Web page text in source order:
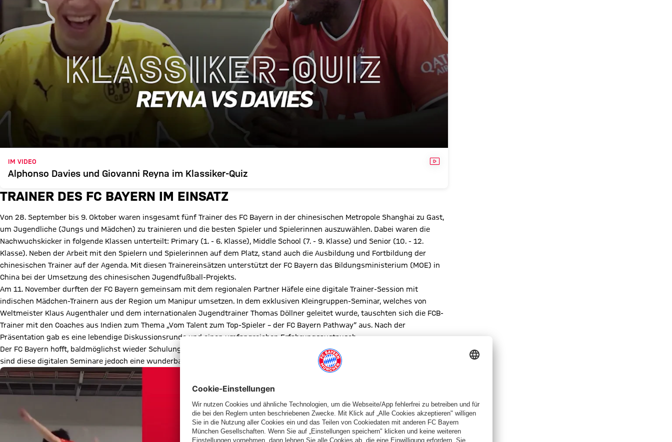
IM VIDEO VIDEO
Alphonso Davies und Giovanni Reyna im Klassiker-Quiz
TRAINER DES FC BAYERN IM EINSATZ
Von 28. September bis 9. Oktober waren insgesamt fünf Trainer des FC Bayern in der chinesischen Metropole Shanghai zu Gast,
um Jugendliche (Jungs und Mädchen) zu trainieren und die besten Spieler und Spielerinnen auszuwählen. Dabei waren die
Nachwuchskicker in folgende Klassen unterteilt: Primary (1. - 6. Klasse), Middle School (7. - 9. Klasse) und Senior (10. - 12.
Klasse). Neben der Arbeit mit den Spielern und Spielerinnen auf dem Platz, stand auch die Ausbildung und Fortbildung der
chinesischen Trainer auf der Agenda. Mit diesen Trainereinsätzen unterstützt der FC Bayern das Bildungsministerium (MOE) in
China bei der Umsetzung des chinesischen Jugendfußball-Projekts.
Am 11. November durften der FC Bayern gemeinsam mit dem regionalen Partner Häfele eine digitale Trainer-Session mit
indischen Mädchen-Trainern aus der Region um Manipur umsetzen. In dem exklusiven Kleingruppen-Seminar, welches von
Weltmeister Klaus Augenthaler und dem internationalen Jugendtrainer Thomas Döllner geleitet wurde, tauschten sich die FCB-
Trainer mit den Coaches aus Indien zum Thema „Vom Talent zum Top-Spieler – der FC Bayern Pathway“ aus. Nach der
Präsentation gab es eine lebendige Diskussionsrunde und einen umfangreichen Erfahrungsaustausch.
Der FC Bayern hofft, baldmöglichst wieder Schulungen und Trainerpräsenzen im Ausland abhalten zu können. Für den Moment
sind diese digitalen Seminare jedoch eine wunderbare Möglichkeit, um weiterhin im engen Austausch zu bleiben.